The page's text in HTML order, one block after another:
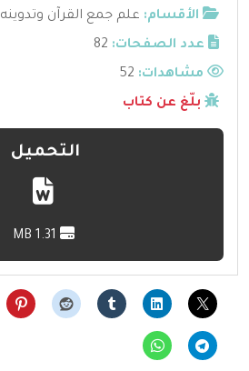
الأقسام: علم جمع القرآن وتدوينه
عدد الصفحات: 82
مشاهدات:
بلّغ عن كتاب
التحميل